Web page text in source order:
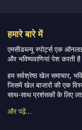
हमारे बारे में
एमसीडब्ल्यू स्पोर्ट्स एक
और भविष्यवाणियां पेश करती
हम सर्वश्रेष्ठ खेल समाचार,
जिसमें खेल बाजारों की एक
साथ-साथ प्रशंसकों के लिए
और पढ़ें…